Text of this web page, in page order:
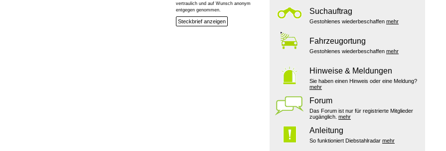
Suchauftrag
Gestohlenes wiederbeschaffen mehr
Fahrzeugortung
Gestohlenes wiederbeschaffen mehr
Hinweise & Meldungen
Sie haben einen Hinweis oder eine Meldung?
mehr
Forum
Das Forum ist nur für registrierte Mitglieder
zugänglich. mehr
Anleitung
So funktioniert Diebstahlradar mehr
vertraulich und auf Wunsch anonym
entgegen genommen.
Steckbrief anzeigen